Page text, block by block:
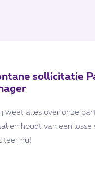
sollicitatie
weet alles over onze
en houdt van een losse
nu!